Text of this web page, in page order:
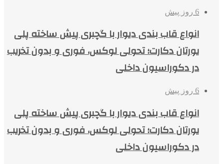
6 روز پیش
انواع قاب بندی دیوار با گچبری پیش ساخته پلی
یورتان دکارت؛ تحولی لوکس، فوری و بدون تخریب
در دکوراسیون داخلی
6 روز پیش
انواع قاب بندی دیوار با گچبری پیش ساخته پلی
یورتان دکارت؛ تحولی لوکس، فوری و بدون تخریب
در دکوراسیون داخلی